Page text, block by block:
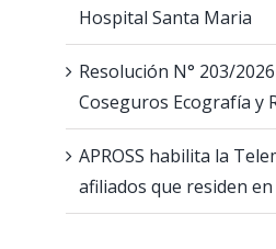
Hospital Santa Maria
Resolución N° 203/
Coseguros Ecografía y
APROSS habilita la
afiliados que residen